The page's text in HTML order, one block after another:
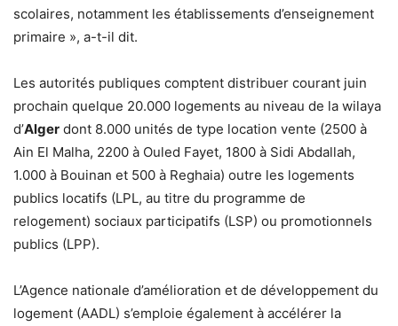
scolaires, notamment les établissements d’enseignement
primaire », a-t-il dit.
Les autorités publiques comptent distribuer courant juin
prochain quelque 20.000 logements au niveau de la wilaya
d’Alger dont 8.000 unités de type location vente (2500 à
Ain El Malha, 2200 à Ouled Fayet, 1800 à Sidi Abdallah,
1.000 à Bouinan et 500 à Reghaia) outre les logements
publics locatifs (LPL, au titre du programme de
relogement) sociaux participatifs (LSP) ou promotionnels
publics (LPP).
L’Agence nationale d’amélioration et de développement du
logement (AADL) s’emploie également à accélérer la